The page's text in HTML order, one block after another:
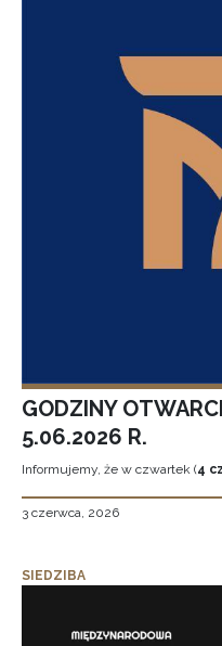
GODZINY
5.06.2026 R.
Informujemy, że w czwartek (4
3 czerwca, 2026
SIEDZIBA